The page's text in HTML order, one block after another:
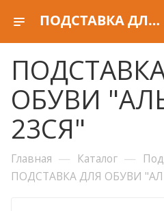
ПОДСТАВКА ДЛЯ ОБУВИ "АЛЬФА 23СЯ"
ОБУВИ
23СЯ"
Главная — Каталог —
ПОДСТАВКА ДЛЯ ОБУВИ